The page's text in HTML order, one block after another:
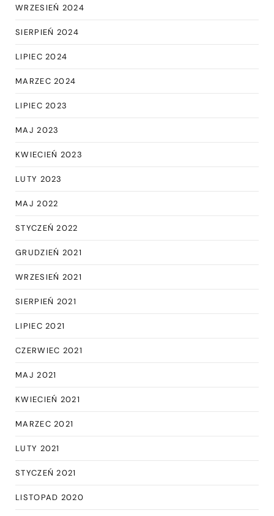
WRZESIEŃ 2024
SIERPIEŃ 2024
LIPIEC 2024
MARZEC 2024
LIPIEC 2023
MAJ 2023
KWIECIEŃ 2023
LUTY 2023
MAJ 2022
STYCZEŃ 2022
GRUDZIEŃ 2021
WRZESIEŃ 2021
SIERPIEŃ 2021
LIPIEC 2021
CZERWIEC 2021
MAJ 2021
KWIECIEŃ 2021
MARZEC 2021
LUTY 2021
STYCZEŃ 2021
LISTOPAD 2020